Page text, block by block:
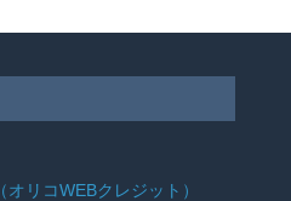
（オリコWEBクレジット）